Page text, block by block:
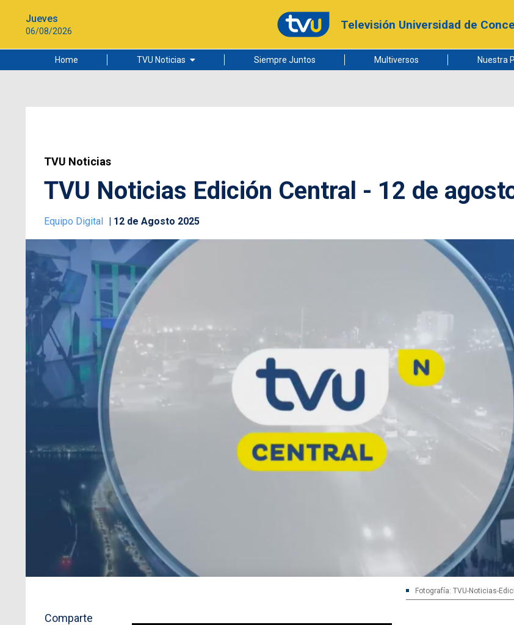
Jueves
06/08/2026 Televisión Universidad de
Home TVU Noticias
Ciudad
Siempre Juntos Multiversos Nuestra
TVU Noticias
TVU Noticias Edición Central - 12 de
Equipo Digital 12 de Agosto 2025
Fotografía: TVU-Noticias-
Comparte